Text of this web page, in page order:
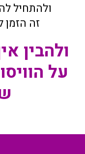
ולהתחיל
זה הזמן
ולהבין
על